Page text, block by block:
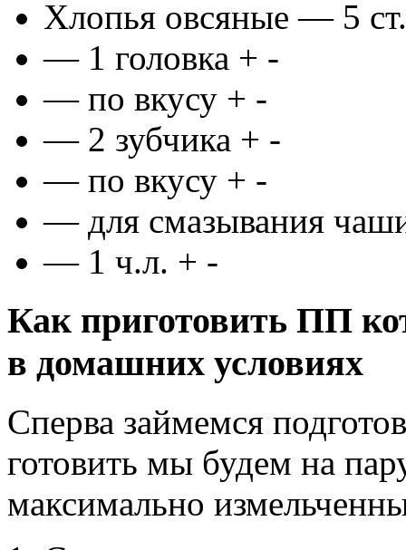
Хлопья овсяные — 5
— 1 головка + -
— по вкусу + -
— 2 зубчика + -
— по вкусу + -
— для смазывания
— 1 ч.л. + -
Как приготовить ПП
в домашних условиях
Сперва займемся
готовить мы будем на
максимально